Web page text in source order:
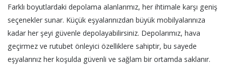
Farklı boyutlardaki depolama alanlarımız, her ihtimale karşı geniş
seçenekler sunar. Küçük eşyalarınızdan büyük mobilyalarınıza
kadar her şeyi güvenle depolayabilirsiniz. Depolarımız, hava
geçirmez ve rutubet önleyici özelliklere sahiptir, bu sayede
eşyalarınız her koşulda güvenli ve sağlam bir ortamda saklanır.